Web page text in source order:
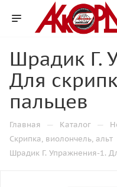
Шрадик Г.
Для
пальцев
Главная — Каталог —
Скрипка, виолончель, альт
Шрадик Г. Упражнения-1.